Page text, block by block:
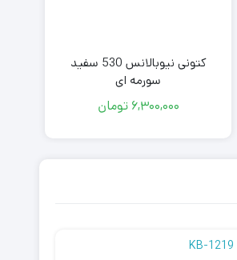
کتونی نیوبالانس 530 سفید
سورمه ای
6,300,000 تومان
KB-1219